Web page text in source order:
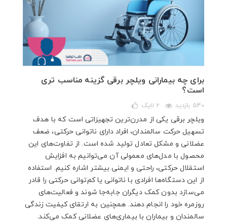
برای چه بیمارانی ویلچر برقی گزینه مناسب‌ تری
است؟
540 بازدید 2 لایک
ویلچر برقی یکی از مدرن‌ترین تجهیزاتی است که با هدف
تسهیل حرکت سالمندان، افراد دارای ناتوانی حرکتی، ضعف
عضلانی و مشکل تعادل تولید شده است. از تفاوت‌های این
محصول با مدل‌های معمولی آن می‌توانیم به افزایش
استقلال حرکتی، راحتی و ایمنی بیشتر اشاره کنیم. استفاده
از این دستگاه‌ها افرادی با ناتوانی یا کم‌توانی حرکتی را قادر
می‌سازد بدون کمک دیگران جابه‌جا شوند و فعالیت‌های
روزمره خود را انجام دهند. همچنین به ارتقای کیفیت زندگی
سالمندان و بیماران با بیماری‌های عضلانی کمک می‌کند.